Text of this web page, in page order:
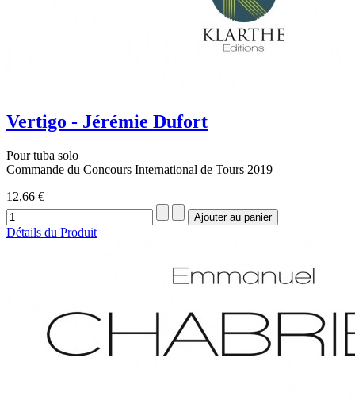
Vertigo - Jérémie Dufort
Pour tuba solo
Commande du Concours International de Tours 2019
12,66 €
Détails du Produit